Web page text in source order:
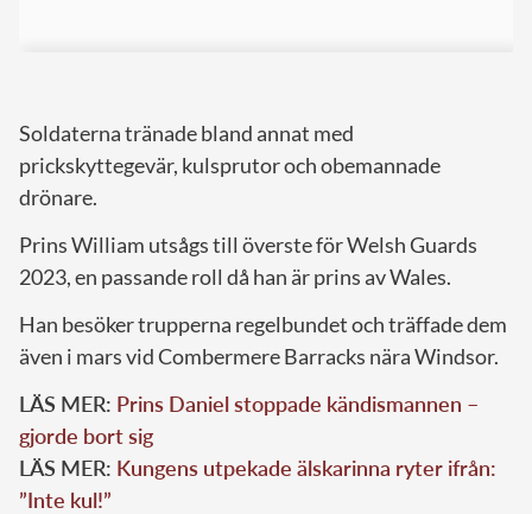
Soldaterna tränade bland annat med
prickskyttegevär, kulsprutor och obemannade
drönare.
Prins William utsågs till överste för Welsh Guards
2023, en passande roll då han är prins av Wales.
Han besöker trupperna regelbundet och träffade dem
även i mars vid Combermere Barracks nära Windsor.
LÄS MER: Prins Daniel stoppade kändismannen –
gjorde bort sig
LÄS MER: Kungens utpekade älskarinna ryter ifrån:
”Inte kul!”